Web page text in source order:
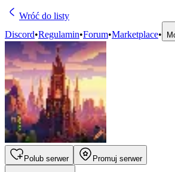
Wróć do listy
Discord•Regulamin•Forum•Marketplace•
Polub serwer Promuj serwer